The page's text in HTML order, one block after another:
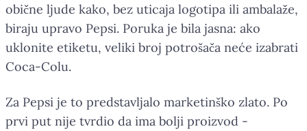
obične ljude kako, bez uticaja logotipa ili ambalaže,
biraju upravo Pepsi. Poruka je bila jasna: ako
uklonite etiketu, veliki broj potrošača neće izabrati
Coca-Colu.
Za Pepsi je to predstavljalo marketinško zlato. Po
prvi put nije tvrdio da ima bolji proizvod -